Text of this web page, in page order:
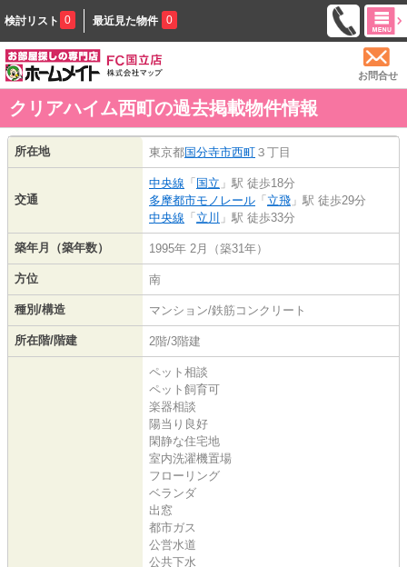
検討リスト 0 最近見た物件 0
お問合せ
クリアハイム西町の過去掲載物件情報
所在地 東京都国分寺市西町 ３丁目
交通
中央線 「 国立 」駅 徒歩18分
多摩都市モノレール 「 立飛 」駅 徒歩29分
中央線 「 立川 」駅 徒歩33分
築年月（築年数） 1995年 2月（築31年）
方位 南
種別/構造 マンション/鉄筋コンクリート
所在階/階建 2階/3階建
ペット相談
ペット飼育可
楽器相談
陽当り良好
閑静な住宅地
室内洗濯機置場
フローリング
ベランダ
出窓
都市ガス
公営水道
公共下水